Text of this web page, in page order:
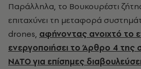
Παράλληλα, το Βουκουρέστι
επιταχύνει τη μεταφορά
drones, αφήνοντας ανοιχτό το
ενεργοποιήσει το Άρθρο 4 της
ΝΑΤΟ για επίσημες